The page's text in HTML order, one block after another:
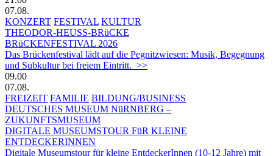
07.08.
KONZERT FESTIVAL KULTUR
THEODOR-HEUSS-BRüCKE
BRüCKENFESTIVAL 2026
Das Brückenfestival lädt auf die Pegnitzwiesen: Musik, Begegnung
und Subkultur bei freiem Eintritt. >>
09.00
07.08.
FREIZEIT FAMILIE BILDUNG/BUSINESS
DEUTSCHES MUSEUM NüRNBERG –
ZUKUNFTSMUSEUM
DIGITALE MUSEUMSTOUR FüR KLEINE
ENTDECKERINNEN
Digitale Museumstour für kleine EntdeckerInnen (10-12 Jahre) mit